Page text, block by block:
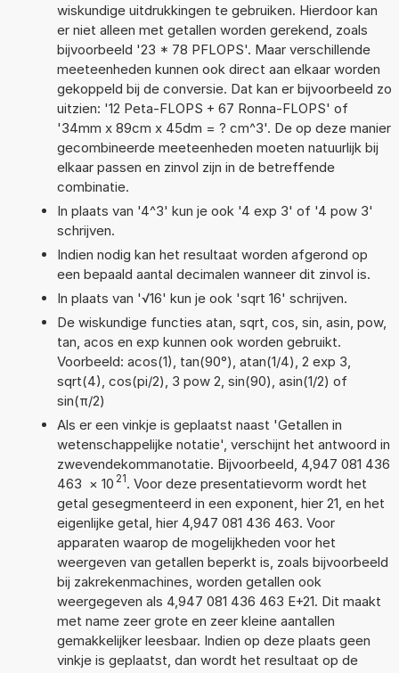
wiskundige uitdrukkingen te gebruiken. Hierdoor kan
er niet alleen met getallen worden gerekend, zoals
bijvoorbeeld '23 * 78 PFLOPS'. Maar verschillende
meeteenheden kunnen ook direct aan elkaar worden
gekoppeld bij de conversie. Dat kan er bijvoorbeeld zo
uitzien: '12 Peta-FLOPS + 67 Ronna-FLOPS' of
'34mm x 89cm x 45dm = ? cm^3'. De op deze manier
gecombineerde meeteenheden moeten natuurlijk bij
elkaar passen en zinvol zijn in de betreffende
combinatie.
In plaats van '4^3' kun je ook '4 exp 3' of '4 pow 3'
schrijven.
Indien nodig kan het resultaat worden afgerond op
een bepaald aantal decimalen wanneer dit zinvol is.
In plaats van '√16' kun je ook 'sqrt 16' schrijven.
De wiskundige functies atan, sqrt, cos, sin, asin, pow,
tan, acos en exp kunnen ook worden gebruikt.
Voorbeeld: acos(1), tan(90°), atan(1/4), 2 exp 3,
sqrt(4), cos(pi/2), 3 pow 2, sin(90), asin(1/2) of
sin(π/2)
Als er een vinkje is geplaatst naast 'Getallen in
wetenschappelijke notatie', verschijnt het antwoord in
zwevendekommanotatie. Bijvoorbeeld, 4,947 081 436
463 × 10 21. Voor deze presentatievorm wordt het
getal gesegmenteerd in een exponent, hier 21, en het
eigenlijke getal, hier 4,947 081 436 463. Voor
apparaten waarop de mogelijkheden voor het
weergeven van getallen beperkt is, zoals bijvoorbeeld
bij zakrekenmachines, worden getallen ook
weergegeven als 4,947 081 436 463 E+21. Dit maakt
met name zeer grote en zeer kleine aantallen
gemakkelijker leesbaar. Indien op deze plaats geen
vinkje is geplaatst, dan wordt het resultaat op de